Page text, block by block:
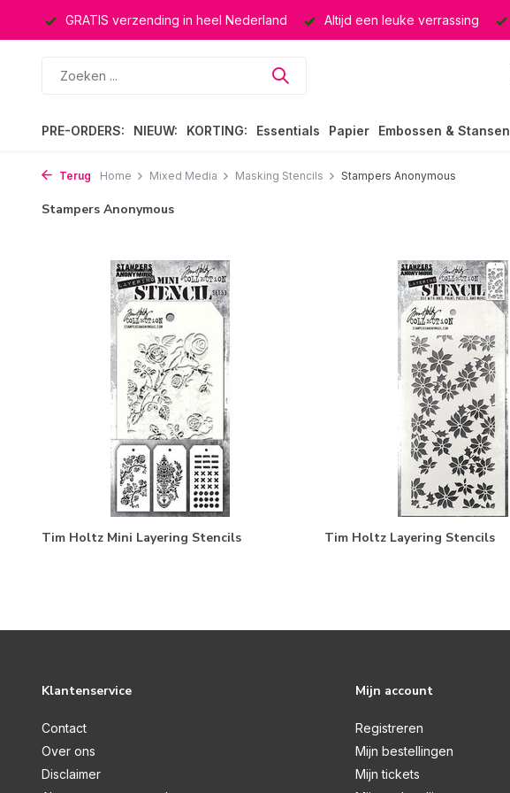
GRATIS verzending in heel Nederland Altijd een leuke verrassing
PRE-ORDERS: NIEUW: KORTING: Essentials Papier Embossen & Stansen
Terug Home Mixed Media Masking Stencils Stampers Anonymous
Stampers Anonymous
Tim Holtz Mini Layering Stencils Tim Holtz Layering Stencils
Klantenservice
Contact
Over ons
Disclaimer
Mijn account
Registreren
Mijn bestellingen
Mijn tickets